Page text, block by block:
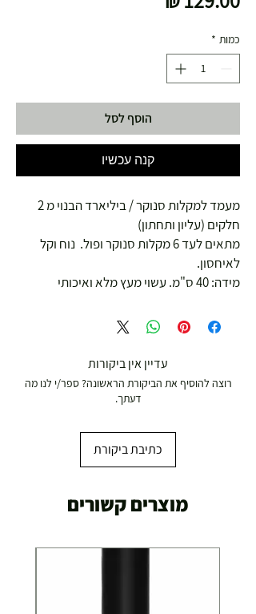
כמות *
הוסף לסל
קנה עכשיו
מעמד למקלות סנוקר / ביליארד הבנוי מ 2
חלקים (עליון ותחתון)
מתאים לעד 6 מקלות סנוקר ופול. נוח וקל
לאיחסון.
מידה: 40 ס"מ. עשוי מעץ מלא ואיכותי
עדיין אין ביקורות
רוצה להוסיף את הביקורת הראשונה? ספר/י לנו מה
דעתך.
כתיבת ביקורת
מוצרים קשורים